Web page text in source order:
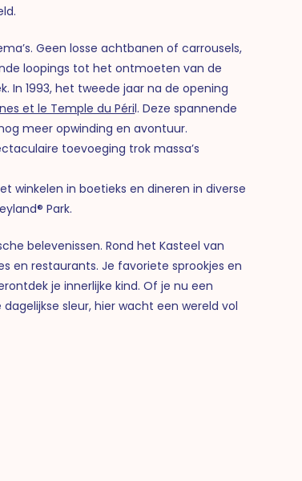
Geen losse achtbanen of carrousels,
loopings tot het ontmoeten van de
In 1993, het tweede jaar na de opening
et le Temple du Péril. Deze spannende
meer opwinding en avontuur.
toevoeging trok massa’s
winkelen in boetieks en dineren in diverse
Park.
belevenissen. Rond het Kasteel van
en restaurants. Je favoriete sprookjes en
je innerlijke kind. Of je nu een
sleur, hier wacht een wereld vol